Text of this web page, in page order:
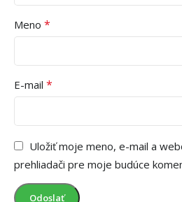
Meno *
E-mail *
Uložiť moje meno, e-mail a
prehliadači pre moje budúce